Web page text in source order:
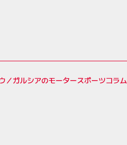
／ガルシアのモータースポーツコラム